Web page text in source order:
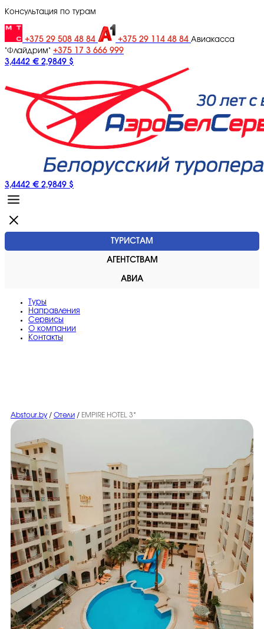
Консультация по турам
+375 29 508 48 84 +375 29 114 48 84 Авиакасса
"Флайдрим" +375 17 3 666 999
3,4442 € 2,9849 $
3,4442 € 2,9849 $
ТУРИСТАМ
АГЕНТСТВАМ
АВИА
Туры
Направления
Сервисы
O компании
Контакты
Abstour.by / Отели / EMPIRE HOTEL 3*